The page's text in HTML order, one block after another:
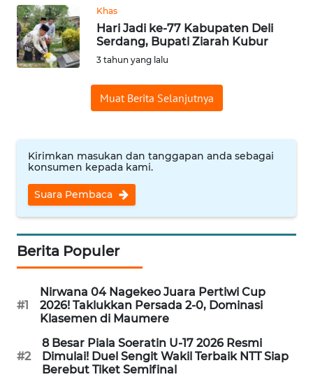
Khas
Hari Jadi ke-77 Kabupaten Deli
Serdang, Bupati Ziarah Kubur
3 tahun yang lalu
Muat Berita Selanjutnya
Kirimkan masukan dan tanggapan anda sebagai
konsumen kepada kami.
Suara Pembaca
Berita Populer
#1
Nirwana 04 Nagekeo Juara Pertiwi Cup
2026! Taklukkan Persada 2-0, Dominasi
Klasemen di Maumere
#2
8 Besar Piala Soeratin U-17 2026 Resmi
Dimulai! Duel Sengit Wakil Terbaik NTT Siap
Berebut Tiket Semifinal
SAMOSIR
WN
PADANG
WN
CIANJUR
WN
KEPULAUAN
SERIBU
WN
TANGERANG
WN
BINJAI